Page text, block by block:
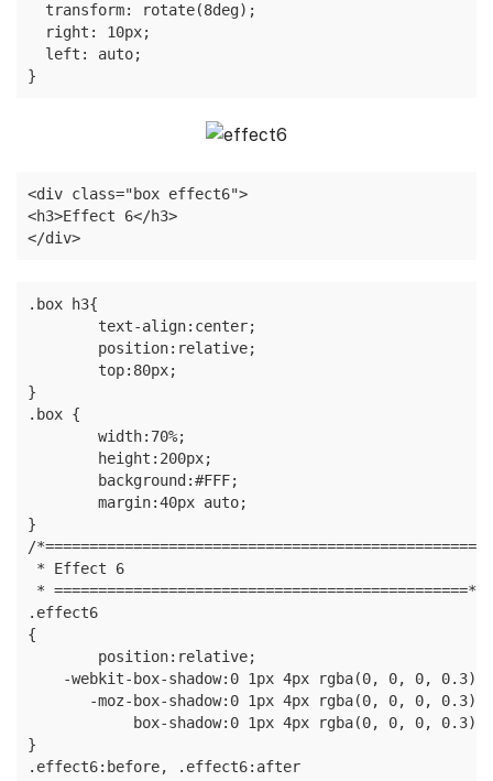
  transform: rotate(8deg);
  right: 10px;
  left: auto;
}
<div class="box effect6">
<h3>Effect 6</h3>
</div>
.box h3{
}
.box {
}
/*==================================================
* Effect 6
* ===============================================*/
.effect6
{
-webkit-box-shadow:0 1px 4px rgba(0, 0, 0,
-moz-box-shadow:0 1px 4px rgba(0, 0, 0,
box-shadow:0 1px 4px rgba(0, 0, 0,
}
.effect6:before, .effect6:after